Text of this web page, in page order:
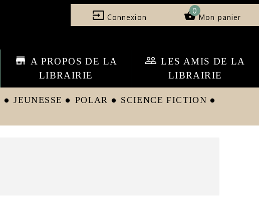
input Connexion shopping_basket
0
Mon panier
store A PROPOS DE LA
LIBRAIRIE
people_outline LES AMIS DE LA
LIBRAIRIE
circle JEUNESSE circle POLAR circle SCIENCE FICTION circle